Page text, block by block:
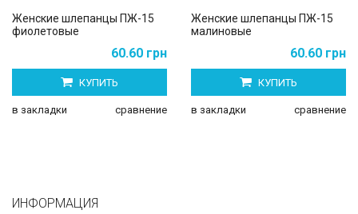
Женские шлепанцы ПЖ-15
фиолетовые
60.60 грн
КУПИТЬ
в закладки сравнение
Женские шлепанцы ПЖ-15
малиновые
60.60 грн
КУПИТЬ
в закладки сравнение
ИНФОРМАЦИЯ